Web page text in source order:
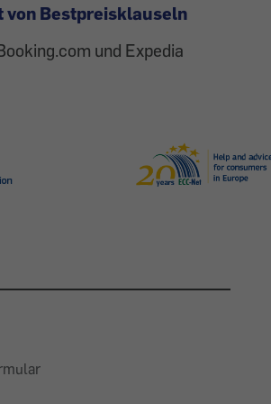
von Bestpreisklauseln
und Expedia